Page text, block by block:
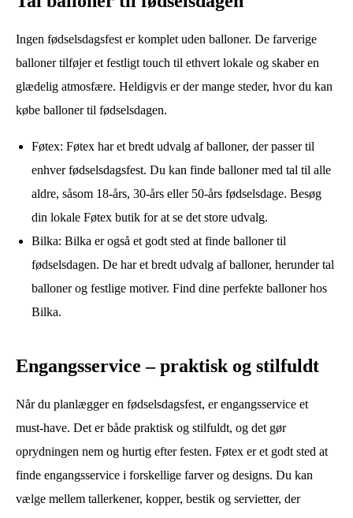
Ingen fødselsdagsfest er komplet uden balloner. De farverige
balloner tilføjer et festligt touch til ethvert lokale og skaber en
glædelig atmosfære. Heldigvis er der mange steder, hvor du kan
købe balloner til fødselsdagen.
Føtex: Føtex har et bredt udvalg af balloner, der passer til
enhver fødselsdagsfest. Du kan finde balloner med tal til alle
aldre, såsom 18-års, 30-års eller 50-års fødselsdage. Besøg
din lokale Føtex butik for at se det store udvalg.
Bilka: Bilka er også et godt sted at finde balloner til
fødselsdagen. De har et bredt udvalg af balloner, herunder tal
balloner og festlige motiver. Find dine perfekte balloner hos
Bilka.
Engangsservice – praktisk og stilfuldt
Når du planlægger en fødselsdagsfest, er engangsservice et
must-have. Det er både praktisk og stilfuldt, og det gør
oprydningen nem og hurtig efter festen. Føtex er et godt sted at
finde engangsservice i forskellige farver og designs. Du kan
vælge mellem tallerkener, kopper, bestik og servietter, der